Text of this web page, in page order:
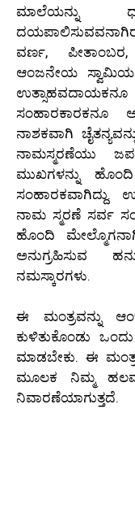
ಮಾಲೆಯನ್ನು
ವರ್ಣ, ಪೀತಾಂಬರ,
ಆಂಜನೇಯ
ಉತ್ಸಾಹವದಾಯಕನೂ
ನಾಶಕವಾಗಿ
ನಾಮಸ್ಮರಣೆಯು
ಮುಖಗಳನ್ನು
ಸಂಹಾರಕವಾಗಿದ್ದು.
ನಾಮ ಸ್ಮರಣೆ ಸರ್ವ
ಹೊಂದಿ
ಅನುಗ್ರಹಿಸುವ
ನಮಸ್ಕಾರಗಳು.
ಈ ಮಂತ್ರವನ್ನು
ಕುಳಿತುಕೊಂಡು
ಮಾಡಬೇಕು. ಈ
ಮೂಲಕ ನಿಮ್ಮ
ನಿವಾರಣೆಯಾಗುತ್ತದೆ.